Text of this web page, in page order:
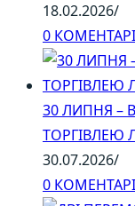
18.02.2026/
0
30 ЛИПНЯ –
30.07.2026/
0